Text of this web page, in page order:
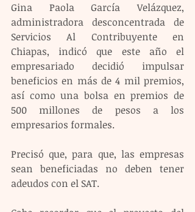
Gina Paola García Velázquez,
administradora desconcentrada de
Servicios Al Contribuyente en
Chiapas, indicó que este año el
empresariado decidió impulsar
beneficios en más de 4 mil premios,
así como una bolsa en premios de
500 millones de pesos a los
empresarios formales.
Precisó que, para que, las empresas
sean beneficiadas no deben tener
adeudos con el SAT.